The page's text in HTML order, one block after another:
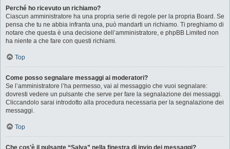
Perché ho ricevuto un richiamo?
Ciascun amministratore ha una propria serie di regole per la propria Board. Se
pensa che tu ne abbia infranta una, può mandarti un richiamo. Ti preghiamo di
notare che questa è una decisione dell’amministratore, e phpBB Limited non
ha niente a che fare con questi richiami.
Top
Come posso segnalare messaggi ai moderatori?
Se l’amministratore l’ha permesso, vai al messaggio che vuoi segnalare:
dovresti vedere un pulsante che serve per fare la segnalazione dei messaggi.
Cliccandolo sarai introdotto alla procedura necessaria per la segnalazione dei
messaggi.
Top
Che cos’è il pulsante “Salva” nella finestra di invio dei messaggi?